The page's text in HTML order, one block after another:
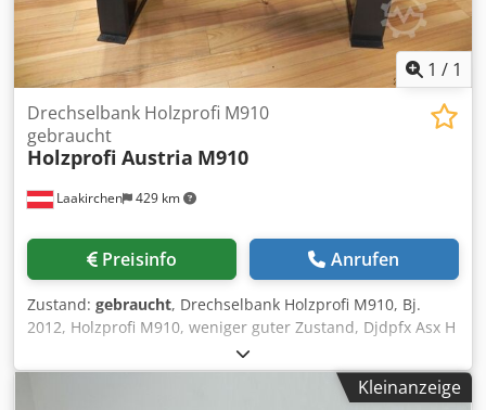
Verwandte Begriffe: Drechselmaschine, Drehmaschine,
Drehbank, Drechselbank, Drechseln, Drechselmesser,
Holzdrehen, Drehen, Maschine Referenz: R-M61TS
1 / 1
Laakirchen 429 km
Drechselbank Holzprofi M910
gebraucht
Holzprofi Austria M910
Preisinfo Anrufen
Zustand: gebraucht, Drechselbank Holzprofi M910, Bj.
2012, Holzprofi M910, weniger guter Zustand, Djdpfx Asx H
Uiasg Rock Preisänderungen vorbehalten, Irrtümer, Druck-
und Satzfehler vorbehalten
Kleinanzeige